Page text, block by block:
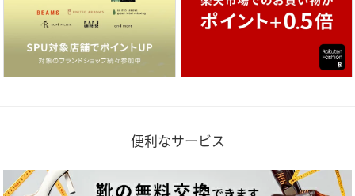
便利なサービス